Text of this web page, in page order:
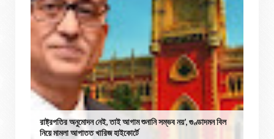
রাষ্ট্রপতির অনুমোদন নেই, তাই আগাম শুনানি সম্ভব নয়’, গুণ্ডাদমন বিল
নিয়ে মামলা আপাতত খারিজ হাইকোর্টে